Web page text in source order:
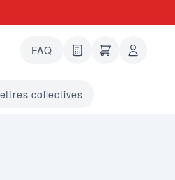
FAQ 0 articles dans le
undefined
collectives